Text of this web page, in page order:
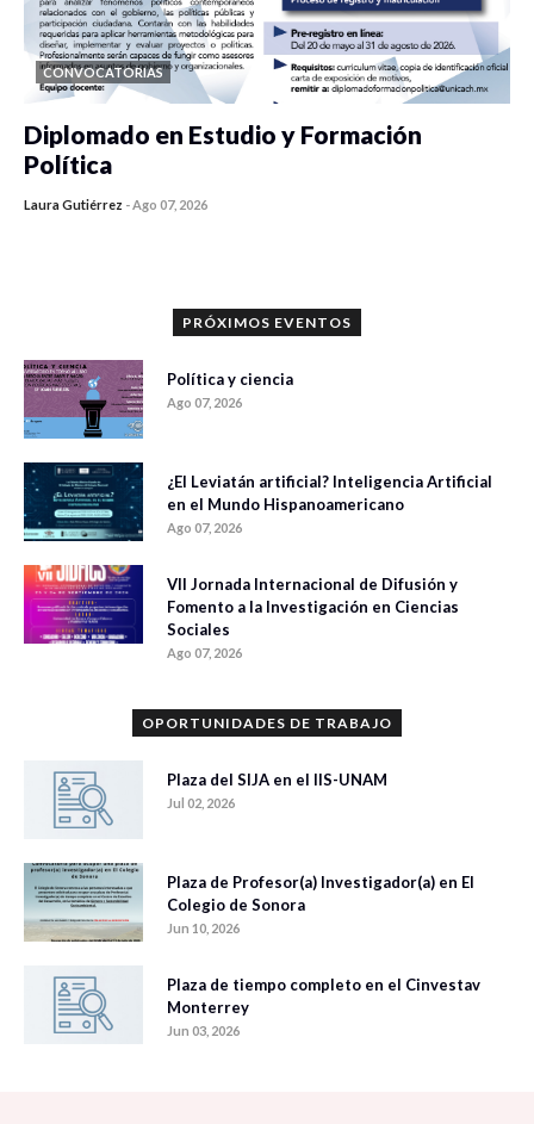
CONVOCATORIAS
Diplomado en Estudio y Formación
Política
Laura Gutiérrez -Ago 07, 2026
PRÓXIMOS EVENTOS
Política y ciencia
Ago 07, 2026
¿El Leviatán artificial? Inteligencia Artificial
en el Mundo Hispanoamericano
Ago 07, 2026
VII Jornada Internacional de Difusión y
Fomento a la Investigación en Ciencias
Sociales
Ago 07, 2026
OPORTUNIDADES DE TRABAJO
Plaza del SIJA en el IIS-UNAM
Jul 02, 2026
Plaza de Profesor(a) Investigador(a) en El
Colegio de Sonora
Jun 10, 2026
Plaza de tiempo completo en el Cinvestav
Monterrey
Jun 03, 2026